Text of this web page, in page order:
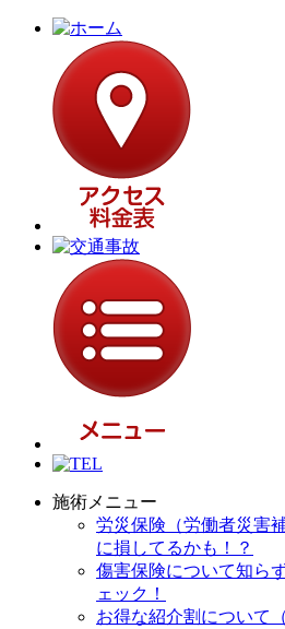
施術メニュー
労災保険（労働者災害
に損してるかも！？
傷害保険について知ら
ェック！
お得な紹介割について